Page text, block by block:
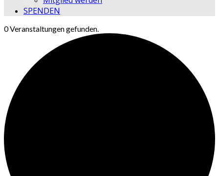
SPENDEN
0 Veranstaltungen gefunden.